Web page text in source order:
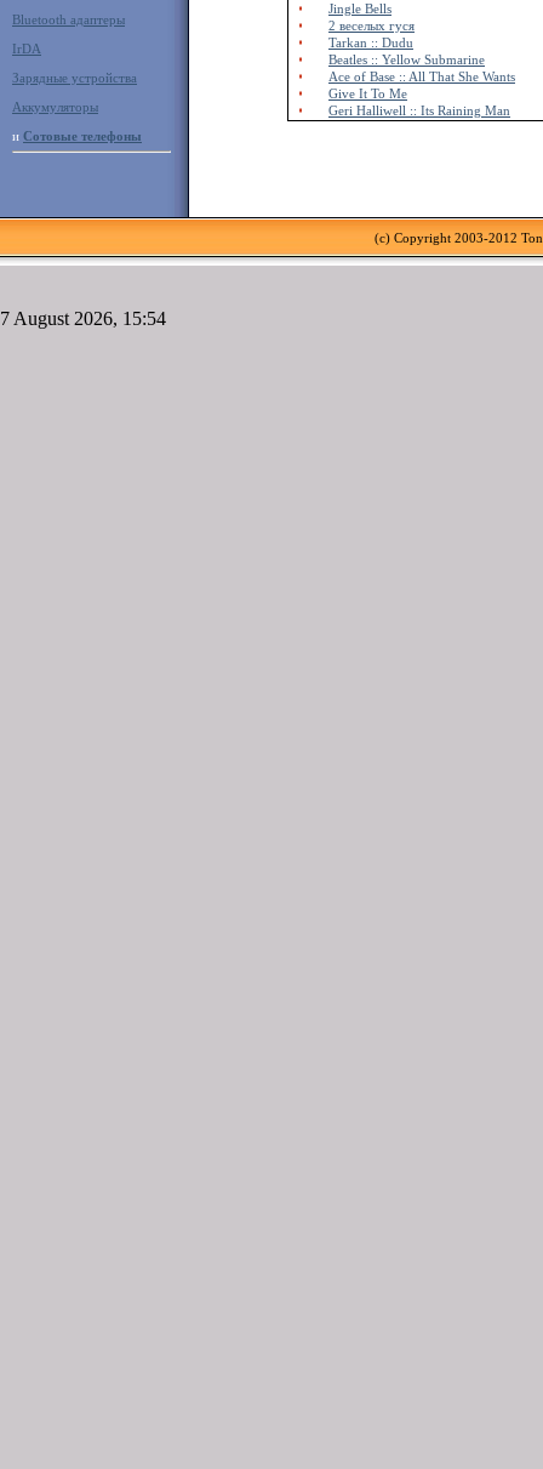
Bluetooth адаптеры
IrDA
Зарядные устройства
Аккумуляторы
и Сотовые телефоны
Jingle Bells
2 веселых гуся
Tarkan :: Dudu
Beatles :: Yellow Submarine
Ace of Base :: All That She Wants
Give It To Me
Geri Halliwell :: Its Raining Man
(c) Copyright 2003-2012
7 August 2026, 15:54